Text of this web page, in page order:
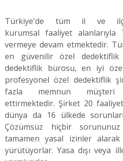
Türkiye'de tüm il ve
kurumsal faaliyet
vermeye devam etmektedir.
en güvenilir özel dedektiflik
dedektiflik bürosu, en iyi
profesyonel özel dedektiflik
fazla memnun müşteri
ettirmektedir. Şirket 20
dünya da 16 ülkede
Çözümsüz hiçbir
tamamen yasal izinler
yürütüyorlar. Yasa dışı veya